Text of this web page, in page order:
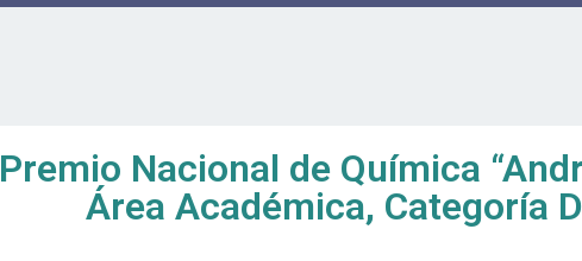
Premio Nacional de Química
Área Académica, Categoría